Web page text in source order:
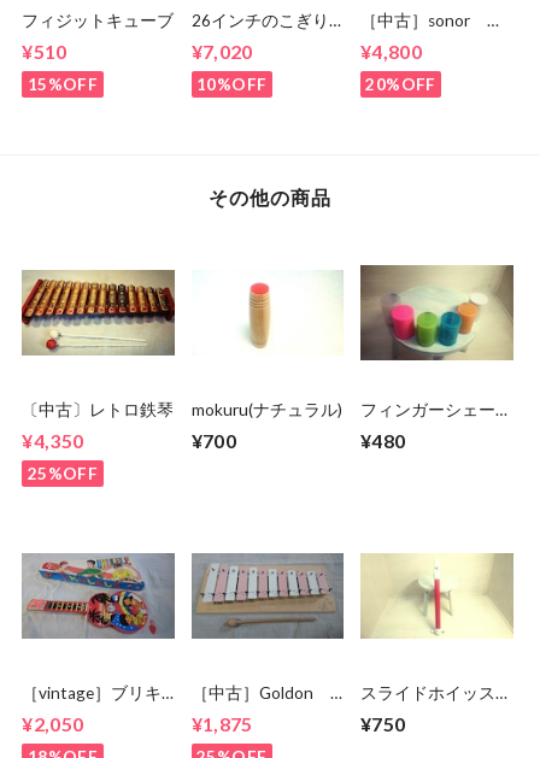
フィジットキューブ
¥510
15%OFF
26インチのこぎり
¥7,020
10%OFF
［中古］sonor グ
NG11 箱 状態
良
¥4,800
20%OFF
その他の商品
〔中古〕レトロ鉄琴
¥4,350
25%OFF
mokuru(ナチュラル)
¥700
フィンガーシェーカ
¥480
［vintage］ブリキ
ウクレレ
¥2,050
［中古］Goldon
グロッケン
12keys
¥1,875
スライドホイッスル
(日本製)
¥750